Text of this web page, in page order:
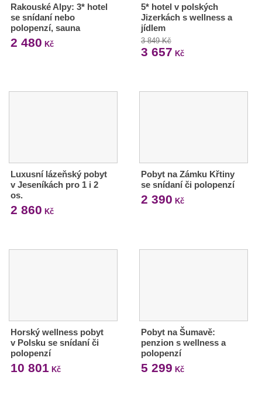
Rakouské Alpy: 3* hotel
se snídaní nebo
polopenzí, sauna
2 480 Kč
5* hotel v polských
Jizerkách s wellness a
jídlem
3 849 Kč
3 657 Kč
Luxusní lázeňský pobyt
v Jeseníkách pro 1 i 2
os.
2 860 Kč
Pobyt na Zámku Křtiny
se snídaní či polopenzí
2 390 Kč
Horský wellness pobyt
v Polsku se snídaní či
polopenzí
10 801 Kč
Pobyt na Šumavě:
penzion s wellness a
polopenzí
5 299 Kč